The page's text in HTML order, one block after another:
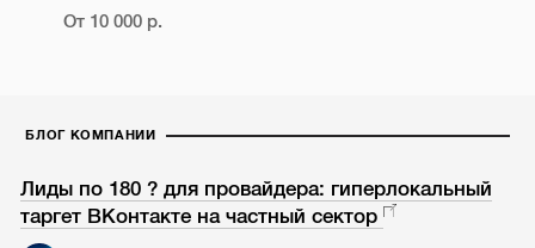
От 10 000 р.
БЛОГ КОМПАНИИ
Лиды по 180 ? для провайдера: гиперлокальный
таргет ВКонтакте на частный сектор